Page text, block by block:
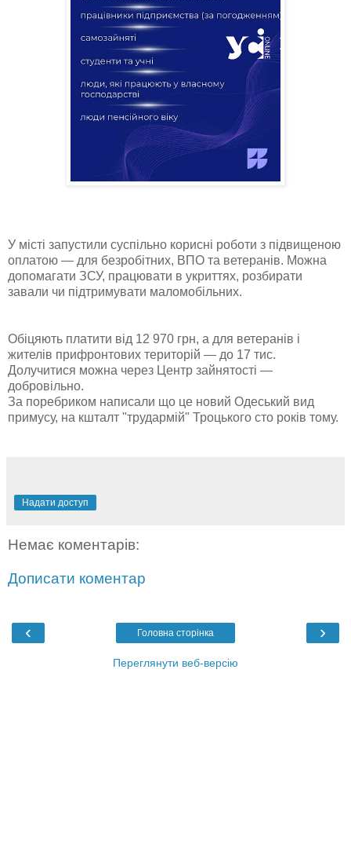
У місті запустили суспільно корисні роботи з підвищеною
оплатою — для безробітних, ВПО та ветеранів. Можна
допомагати ЗСУ, працювати в укриттях, розбирати
завали чи підтримувати маломобільних.
Обіцяють платити від 12 970 грн, а для ветеранів і
жителів прифронтових територій — до 17 тис.
Долучитися можна через Центр зайнятості —
добровільно.
За поребриком написали що це новий Одеський вид
примусу, на кшталт "трудармій" Троцького сто років тому.
Надати доступ
Немає коментарів:
Дописати коментар
‹ ›
Головна сторінка
Переглянути веб-версію